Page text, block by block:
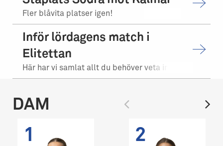
Fler blåvita platser igen!
Inför lördagens match i
Elitettan
DAM
1 2